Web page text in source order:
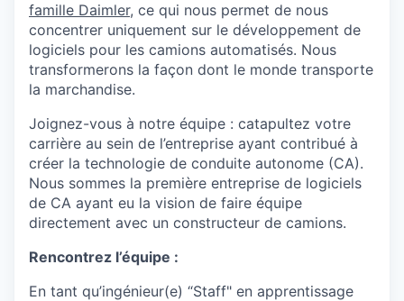
famille Daimler, ce qui nous permet de nous
concentrer uniquement sur le développement de
logiciels pour les camions automatisés. Nous
transformerons la façon dont le monde transporte
la marchandise.
Joignez-vous à notre équipe : catapultez votre
carrière au sein de l’entreprise ayant contribué à
créer la technologie de conduite autonome (CA).
Nous sommes la première entreprise de logiciels
de CA ayant eu la vision de faire équipe
directement avec un constructeur de camions.
Rencontrez l’équipe :
En tant qu’ingénieur(e) “Staff" en apprentissage